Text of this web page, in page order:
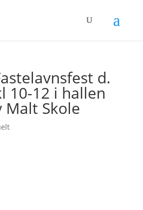
d.
10-12 i hallen
Malt Skole